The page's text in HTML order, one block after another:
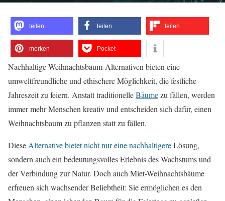
teilen teilen teilen
merken Pocket
Nachhaltige Weihnachtsbaum-Alternativen bieten eine
umweltfreundliche und ethischere Möglichkeit, die festliche
Jahreszeit zu feiern. Anstatt traditionelleBäumezu fällen, werden
immer mehr Menschen kreativ und entscheiden sich dafür, einen
Weihnachtsbaum zu pflanzen statt zu fällen.
Diese Alternative bietet nicht nur eine nachhaltigereLösung,
sondern auch ein bedeutungsvolles Erlebnis des Wachstums und
der Verbindung zur Natur. Doch auch Miet-Weihnachtsbäume
erfreuen sich wachsender Beliebtheit: Sie ermöglichen es den